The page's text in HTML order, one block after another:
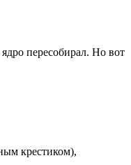
пересобирал. Но вот
крестиком),